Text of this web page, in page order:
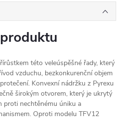
této veleúspěšné řady, který
vzduchu, bezkonkurenční objem
Konvexní nádržku z Pyrexu
širokým otvorem, který je ukrytý
proti nechtěnému úniku a
Oproti modelu TFV12